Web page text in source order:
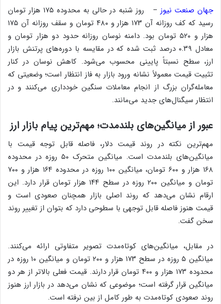
جهان صنعت نیوز
– روز شنبه در حالی به محدوده ۱۷۵ هزار تومان
رسید که کف روزانه آن ۱۷۳ هزار و ۴۸۰ تومان و سقف روزانه آن ۱۷۵
هزار و ۵۲۰ تومان بود. دامنه نوسان روزانه حدود دو هزار تومان و
معادل ۰.۳۹ درصد ثبت شده که در مقایسه با دوره‌های پرتنش بازار
ارز، سطح نسبتاً پایینی محسوب می‌شود. کاهش نوسان در کنار
تثبیت قیمت معمولاً نشانه ورود بازار به فاز انتظار است؛ وضعیتی که
معامله‌گران بزرگ از انجام معاملات سنگین خودداری می‌کنند و در
انتظار سیگنال‌های جدید می‌مانند.
عبور از میانگین‌های بلندمدت؛ مهم‌ترین پیام بازار ارز
مهم‌ترین نکته در روند قیمت دلار، فاصله قابل توجه قیمت با
میانگین‌های بلندمدت است. میانگین متحرک ۵۰ روزه در محدوده
۱۶۸ هزار و ۶۰۰ تومان، میانگین ۱۰۰ روزه در محدوده ۱۶۴ هزار و ۷۰۰
تومان و میانگین ۲۰۰ روزه در سطح ۱۴۴ هزار تومان قرار دارد. این
ارقام نشان می‌دهد که روند اصلی بازار همچنان صعودی است و
قیمت هنوز فاصله قابل توجهی با سطوحی دارد که بتوان از تغییر روند
سخن گفت.
در مقابل، میانگین‌های کوتاه‌مدت تصویر متفاوتی ارائه می‌کنند.
میانگین ۵ روزه در سطح ۱۷۳ هزار و ۲۰۰ تومان و میانگین ۱۰ روزه در
محدوده ۱۷۳ هزار و ۴۰۰ تومان قرار دارند. قیمت فعلی بالاتر از هر دو
میانگین قرار گرفته است؛ موضوعی که نشان می‌دهد در بازار ارز هنوز
روند صعودی کوتاه‌مدت به طور کامل از بین نرفته است.